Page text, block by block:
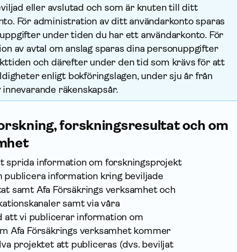
eller avslutad och som är knuten till ditt
För administration av ditt användarkonto sparas
under tiden du har ett användarkonto. För
av avtal om anslag sparas dina person­uppgifter
och därefter under den tid som krävs för att
enligt bokföringslagen, under sju år från
innevarande räkenskapsår.
forskningsresultat och om
sprida infor­mation om forsknings­projekt
publicera infor­mation kring beviljade
samt Afa Försäkrings verksamhet och
samt via våra
att vi publicerar infor­mation om
Afa Försäkrings verksamhet kommer
projektet att publiceras (dvs. beviljat